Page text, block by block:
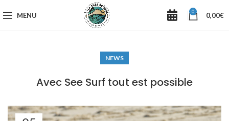
MENU 0 0,00€
NEWS
Avec See Surf tout est possible